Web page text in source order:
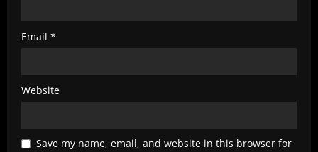
Email *
Website
Save my name, email, and website in this browser for